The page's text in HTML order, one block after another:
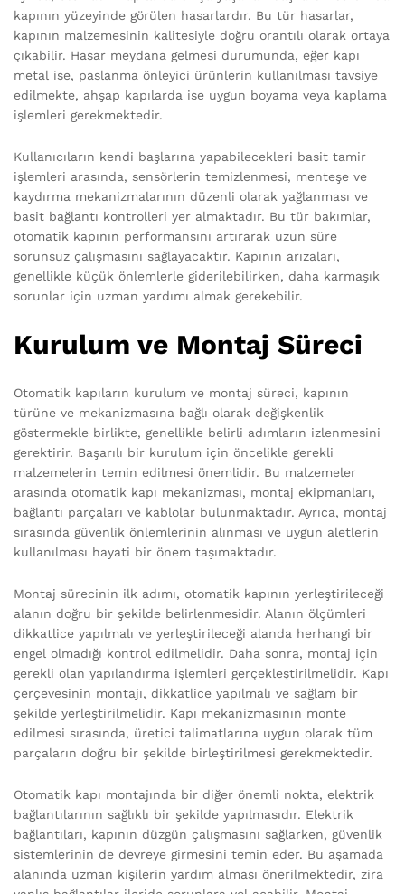
kapının yüzeyinde görülen hasarlardır. Bu tür hasarlar,
kapının malzemesinin kalitesiyle doğru orantılı olarak ortaya
çıkabilir. Hasar meydana gelmesi durumunda, eğer kapı
metal ise, paslanma önleyici ürünlerin kullanılması tavsiye
edilmekte, ahşap kapılarda ise uygun boyama veya kaplama
işlemleri gerekmektedir.
Kullanıcıların kendi başlarına yapabilecekleri basit tamir
işlemleri arasında, sensörlerin temizlenmesi, menteşe ve
kaydırma mekanizmalarının düzenli olarak yağlanması ve
basit bağlantı kontrolleri yer almaktadır. Bu tür bakımlar,
otomatik kapının performansını artırarak uzun süre
sorunsuz çalışmasını sağlayacaktır. Kapının arızaları,
genellikle küçük önlemlerle giderilebilirken, daha karmaşık
sorunlar için uzman yardımı almak gerekebilir.
Kurulum ve Montaj Süreci
Otomatik kapıların kurulum ve montaj süreci, kapının
türüne ve mekanizmasına bağlı olarak değişkenlik
göstermekle birlikte, genellikle belirli adımların izlenmesini
gerektirir. Başarılı bir kurulum için öncelikle gerekli
malzemelerin temin edilmesi önemlidir. Bu malzemeler
arasında otomatik kapı mekanizması, montaj ekipmanları,
bağlantı parçaları ve kablolar bulunmaktadır. Ayrıca, montaj
sırasında güvenlik önlemlerinin alınması ve uygun aletlerin
kullanılması hayati bir önem taşımaktadır.
Montaj sürecinin ilk adımı, otomatik kapının yerleştirileceği
alanın doğru bir şekilde belirlenmesidir. Alanın ölçümleri
dikkatlice yapılmalı ve yerleştirileceği alanda herhangi bir
engel olmadığı kontrol edilmelidir. Daha sonra, montaj için
gerekli olan yapılandırma işlemleri gerçekleştirilmelidir. Kapı
çerçevesinin montajı, dikkatlice yapılmalı ve sağlam bir
şekilde yerleştirilmelidir. Kapı mekanizmasının monte
edilmesi sırasında, üretici talimatlarına uygun olarak tüm
parçaların doğru bir şekilde birleştirilmesi gerekmektedir.
Otomatik kapı montajında bir diğer önemli nokta, elektrik
bağlantılarının sağlıklı bir şekilde yapılmasıdır. Elektrik
bağlantıları, kapının düzgün çalışmasını sağlarken, güvenlik
sistemlerinin de devreye girmesini temin eder. Bu aşamada
alanında uzman kişilerin yardım alması önerilmektedir, zira